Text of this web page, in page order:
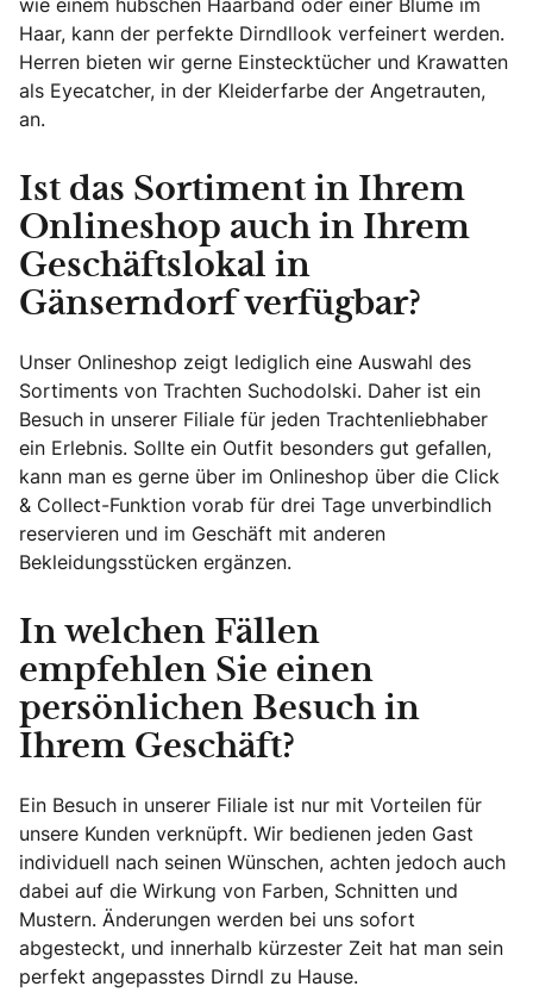
Haar, kann der perfekte Dirndllook verfeinert werden.
Herren bieten wir gerne Einstecktücher und Krawatten
als Eyecatcher, in der Kleiderfarbe der Angetrauten,
an.
Ist das Sortiment in Ihrem
Onlineshop auch in Ihrem
Geschäftslokal in
Gänserndorf verfügbar?
Unser Onlineshop zeigt lediglich eine Auswahl des
Sortiments von Trachten Suchodolski. Daher ist ein
Besuch in unserer Filiale für jeden Trachtenliebhaber
ein Erlebnis. Sollte ein Outfit besonders gut gefallen,
kann man es gerne über im Onlineshop über die Click
& Collect-Funktion vorab für drei Tage unverbindlich
reservieren und im Geschäft mit anderen
Bekleidungsstücken ergänzen.
In welchen Fällen
empfehlen Sie einen
persönlichen Besuch in
Ihrem Geschäft?
Ein Besuch in unserer Filiale ist nur mit Vorteilen für
unsere Kunden verknüpft. Wir bedienen jeden Gast
individuell nach seinen Wünschen, achten jedoch auch
dabei auf die Wirkung von Farben, Schnitten und
Mustern. Änderungen werden bei uns sofort
abgesteckt, und innerhalb kürzester Zeit hat man sein
perfekt angepasstes Dirndl zu Hause.